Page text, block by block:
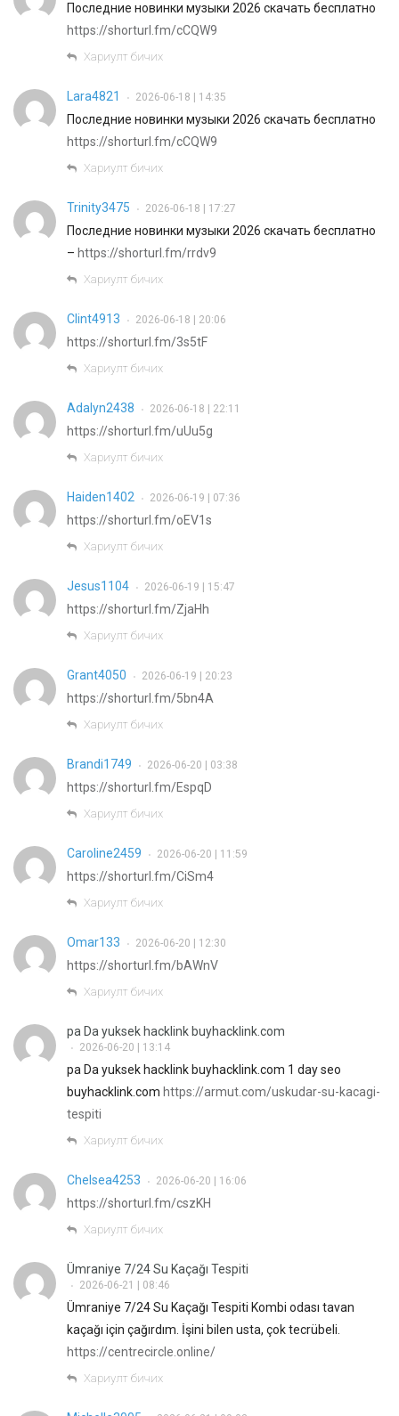
Последние новинки музыки 2026 скачать бесплатно
https://shorturl.fm/cCQW9
Хариулт бичих
Lara4821 • 2026-06-18 | 14:35
Последние новинки музыки 2026 скачать бесплатно
https://shorturl.fm/cCQW9
Хариулт бичих
Trinity3475 • 2026-06-18 | 17:27
Последние новинки музыки 2026 скачать бесплатно
– https://shorturl.fm/rrdv9
Хариулт бичих
Clint4913 • 2026-06-18 | 20:06
https://shorturl.fm/3s5tF
Хариулт бичих
Adalyn2438 • 2026-06-18 | 22:11
https://shorturl.fm/uUu5g
Хариулт бичих
Haiden1402 • 2026-06-19 | 07:36
https://shorturl.fm/oEV1s
Хариулт бичих
Jesus1104 • 2026-06-19 | 15:47
https://shorturl.fm/ZjaHh
Хариулт бичих
Grant4050 • 2026-06-19 | 20:23
https://shorturl.fm/5bn4A
Хариулт бичих
Brandi1749 • 2026-06-20 | 03:38
https://shorturl.fm/EspqD
Хариулт бичих
Caroline2459 • 2026-06-20 | 11:59
https://shorturl.fm/CiSm4
Хариулт бичих
Omar133 • 2026-06-20 | 12:30
https://shorturl.fm/bAWnV
Хариулт бичих
pa Da yuksek hacklink buyhacklink.com
• 2026-06-20 | 13:14
pa Da yuksek hacklink buyhacklink.com 1 day seo
buyhacklink.com https://armut.com/uskudar-su-kacagi-
tespiti
Хариулт бичих
Chelsea4253 • 2026-06-20 | 16:06
https://shorturl.fm/cszKH
Хариулт бичих
Ümraniye 7/24 Su Kaçağı Tespiti
• 2026-06-21 | 08:46
Ümraniye 7/24 Su Kaçağı Tespiti Kombi odası tavan
kaçağı için çağırdım. İşini bilen usta, çok tecrübeli.
https://centrecircle.online/
Хариулт бичих